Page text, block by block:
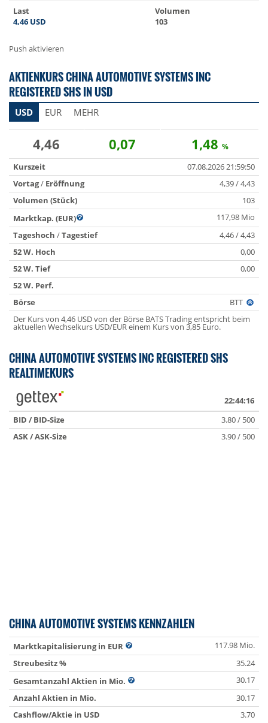
Last
4,46 USD
Volumen
103
Push aktivieren
AKTIENKURS CHINA AUTOMOTIVE SYSTEMS INC
REGISTERED SHS IN USD
USD EUR MEHR
4,46 0,07 1,48 %
Kurszeit
07.08.2026 21:59:50
Vortag/ Eröffnung
4,39 / 4,43
Volumen (Stück)
103
Marktkap. (EUR)
117,98 Mio
Tageshoch /Tagestief
4,46 / 4,43
52 W. Hoch
0,00
52 W. Tief
0,00
52 W. Perf.
Börse
BTT
Der Kurs von 4,46 USD von der Börse BATS Trading entspricht beim
aktuellen Wechselkurs USD/EUR einem Kurs von 3,85 Euro.
CHINA AUTOMOTIVE SYSTEMS INC REGISTERED SHS
REALTIMEKURS
22:44:16
BID / BID-Size
3.80 / 500
ASK / ASK-Size
3.90 / 500
CHINA AUTOMOTIVE SYSTEMS KENNZAHLEN
Marktkapitalisierung in EUR
117.98 Mio.
Streubesitz %
35.24
Gesamtanzahl Aktien in Mio.
30.17
Anzahl Aktien in Mio.
30.17
Cashflow/Aktie in USD
3.70